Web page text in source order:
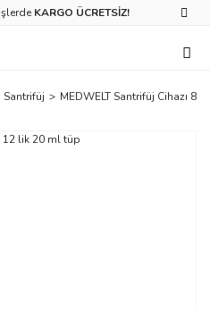
KARGO ÜCRETSİZ!
Santrifüj MEDWELT Santrifüj Cihazı